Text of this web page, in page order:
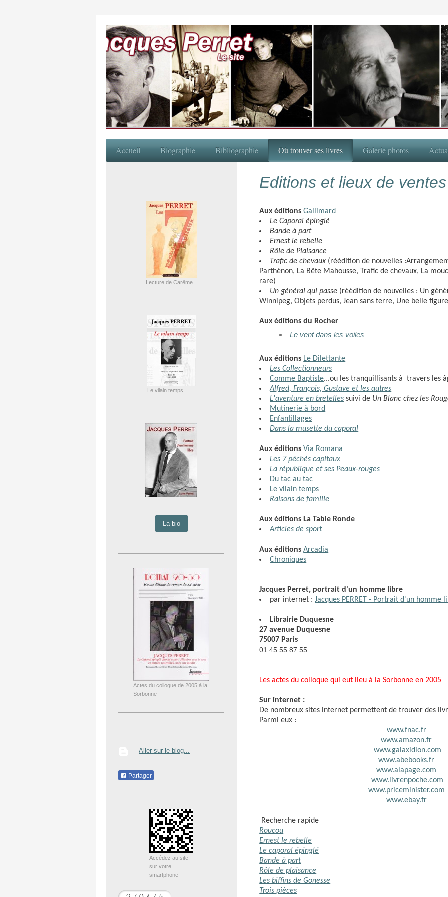
Accueil Biographie Bibliographie Où trouver ses livres Galerie photos
Editions et lieux de ventes
Aux éditionsGallimard
Le Caporal épinglé
Bande à part
Ernest le rebelle
Rôle de Plaisance
Trafic de chevaux (réédition de nouvelles
Parthénon, La Bête Mahousse, Trafic de chevaux, La
rare)
Un général qui passe (réédition de nouvelles : Un
Winnipeg, Objets perdus, Jean sans terre, Une belle
Aux éditions du Rocher
Le vent dans les voiles
Aux éditions Le Dilettante
Les Collectionneurs
Comme Baptiste...ou les tranquillisants à travers les
Alfred, François, Gustave et les autres
L'aventure en bretelles suivi de Un Blanc chez les
Mutinerie à bord
Enfantillages
Dans la musette du caporal
Aux éditions Via Romana
Les 7 péchés capitaux
La république et ses Peaux-rouges
Du tac au tac
Le vilain temps
Raisons de famille
Aux éditions La Table Ronde
Articles de sport
Aux éditionsArcadia
Chroniques
Jacques Perret, portrait d'un homme libre
par internet :Jacques PERRET - Portrait d'un homme
Librairie Duquesne
27 avenue Duquesne
75007 Paris
01 45 55 87 55
Les actes du colloque qui eut lieu à la Sorbonne en 2005
Sur internet :
De nombreux sites internet permettent de trouver des
Parmi eux :
www.fnac.fr
www.amazon.fr
www.galaxidion.com
www.abebooks.fr
www.alapage.com
www.livrenpoche.com
www.priceminister.com
www.ebay.fr
Recherche rapide
Roucou
Ernest le rebelle
Le caporal épinglé
Bande à part
Rôle de plaisance
Les biffins de Gonesse
Trois pièces
Lecture de Carême
Le vilain temps
La bio
Actes du colloque de 2005 à la
Sorbonne
Aller sur le blog...
Partager
Accédez au site
sur votre
smartphone